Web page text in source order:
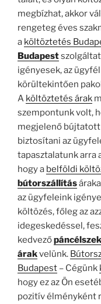
megbízhat, akkor
rengeteg éves
a költöztetés
Budapest
igényesek, az
körültekintően
A költöztetés árak
szempontunk volt,
megjelenő
biztosítani az
tapasztalatunk arra
hogy a belföldi
bútorszállítás
az ügyfeleink
költözés, főleg az
idegeskedéssel,
kedvező
árakvelünk.
Budapest – Cégünk
hogy ez az Ön
pozitív élményként